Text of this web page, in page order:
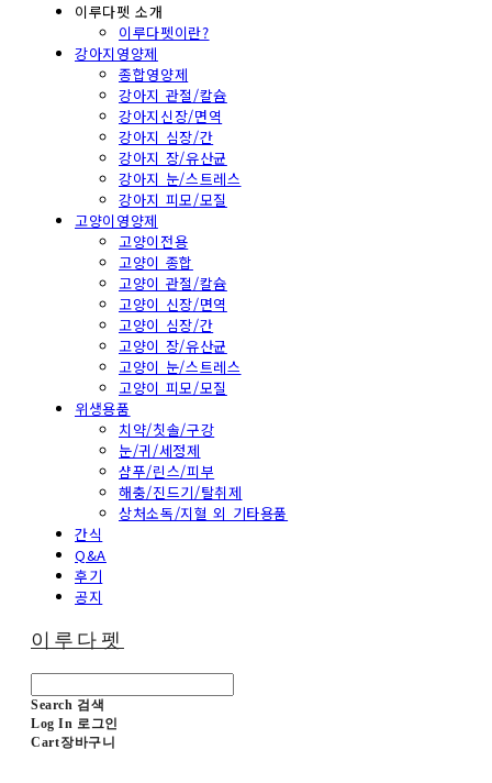
이루다펫 소개
이루다펫이란?
강아지영양제
종합영양제
강아지 관절/칼슘
강아지신장/면역
강아지 심장/간
강아지 장/유산균
강아지 눈/스트레스
강아지 피모/모질
고양이영양제
고양이전용
고양이 종합
고양이 관절/칼슘
고양이 신장/면역
고양이 심장/간
고양이 장/유산균
고양이 눈/스트레스
고양이 피모/모질
위생용품
치약/칫솔/구강
눈/귀/세정제
샴푸/린스/피부
해충/진드기/탈취제
상처소독/지혈 외 기타용품
간식
Q&A
후기
공지
이루다펫
Search 검색
Log In 로그인
Cart장바구니